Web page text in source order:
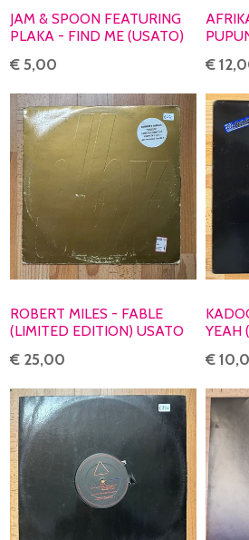
JAM & SPOON FEATURING
PLAKA - FIND ME (USATO)
€ 5,00 €
ROBERT MILES - FABLE
(LIMITED EDITION) USATO
€ 25,00
YEAH
€